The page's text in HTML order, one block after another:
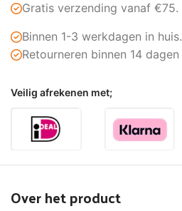
Gratis verzending vanaf €75.
Binnen 1-3 werkdagen in huis.
Retourneren binnen 14 dagen
Veilig afrekenen met;
Over het product